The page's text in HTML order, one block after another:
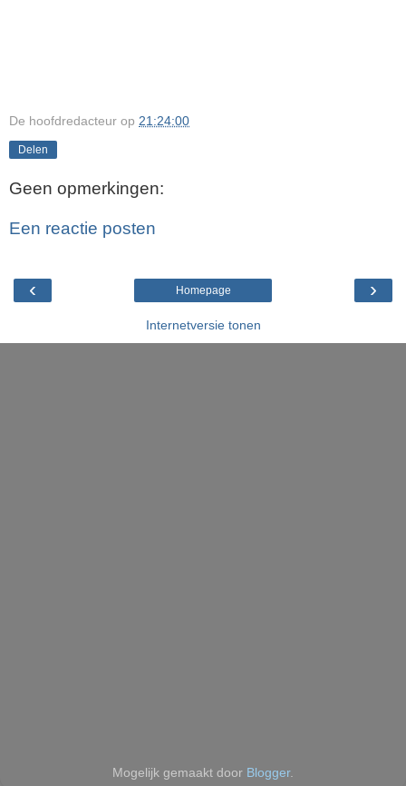
De hoofdredacteur op 21:24:00
Delen
Geen opmerkingen:
Een reactie posten
‹ ›
Homepage
Internetversie tonen
Mogelijk gemaakt door Blogger.